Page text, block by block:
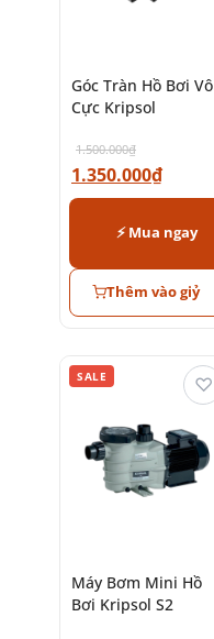
Góc Tràn Hồ Bơi Vô
Cực Kripsol
1.500.000₫
1.350.000₫
⚡ Mua ngay
Thêm vào giỷ
SALE
Máy Bơm Mini Hồ
Bơi Kripsol S2
♡